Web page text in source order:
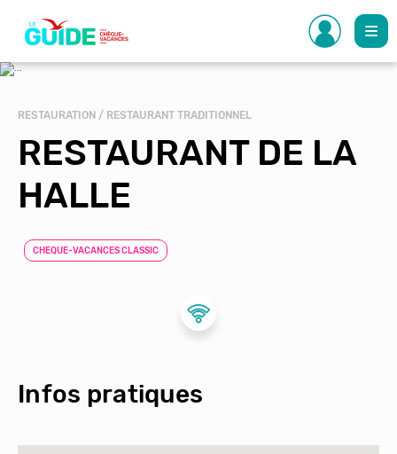
contenu
principal
RESTAURATION / RESTAURANT TRADITIONNEL
RESTAURANT DE LA
HALLE
CHEQUE-VACANCES CLASSIC
Infos pratiques